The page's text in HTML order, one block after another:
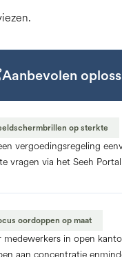
Aanbevolen
op sterkte
vergoedingsregeling
vragen via het Seeh Portal
oordoppen op maat
medewerkers in open
aan concentratie